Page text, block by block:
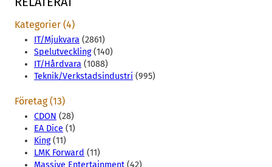
Kategorier (4)
IT/Mjukvara (2861)
Spelutveckling(140)
IT/Hårdvara (1088)
Teknik/Verkstadsindustri (995)
Företag (13)
CDON (28)
EA Dice (1)
King(11)
LMK Forward (11)